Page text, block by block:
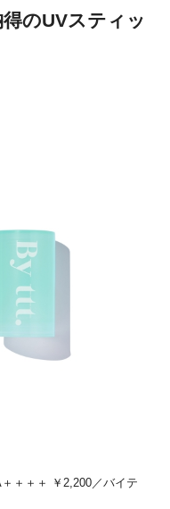
のUVスティッ
＋＋＋ ￥2,200／バイテ